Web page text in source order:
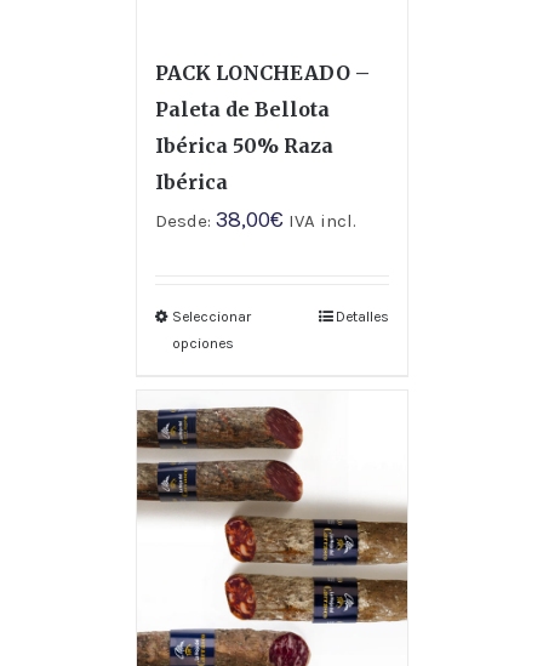
PACK LONCHEADO –
Paleta de Bellota
Ibérica 50% Raza
Ibérica
Desde: 38,00€ IVA incl.
Seleccionar
opciones
Detalles